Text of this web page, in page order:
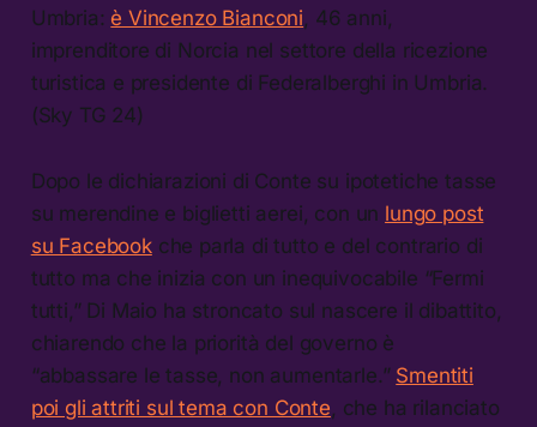
Umbria: è Vincenzo Bianconi, 46 anni,
imprenditore di Norcia nel settore della ricezione
turistica e presidente di Federalberghi in Umbria.
(Sky TG 24)
Dopo le dichiarazioni di Conte su ipotetiche tasse
su merendine e biglietti aerei, con un lungo post
su Facebookche parla di tutto e del contrario di
tutto ma che inizia con un inequivocabile “Fermi
tutti,” Di Maio ha stroncato sul nascere il dibattito,
chiarendo che la priorità del governo è
“abbassare le tasse, non aumentarle.” Smentiti
poi gli attriti sul tema con Conte, che ha rilanciato